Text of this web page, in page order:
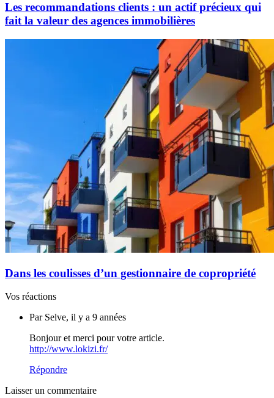
Les recommandations clients : un actif précieux qui
fait la valeur des agences immobilières
Dans les coulisses d’un gestionnaire de copropriété
Vos réactions
Par Selve, il y a 9 années
Bonjour et merci pour votre article.
http://www.lokizi.fr/
Répondre
Laisser un commentaire